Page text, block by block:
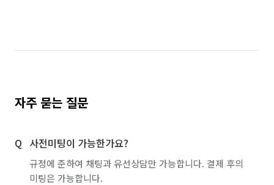
자주 묻는 질문
사전미팅이 가능한가요?
규정에 준하여 채팅과 유선상담만 가능합니다. 결제 후의
미팅은 가능합니다.